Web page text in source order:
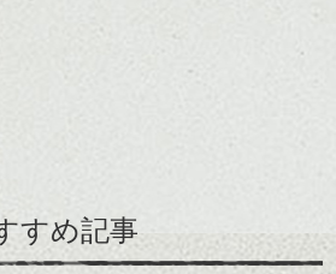
でク
ナチュラルなベージュカ
スタイリング方法は全体
をドライした後、
ワックスとオイルを混ぜ
がコ
。
せてくれる効果もあり、
出できるので、
この時期とてもおすすめ
すめ記事